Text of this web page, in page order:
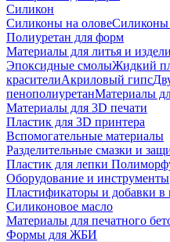
Силикон
Силиконы на оловеСиликоны
Полиуретан для форм
Материалы для литья и
Эпоксидные смолыЖидкий
красителиАкриловый гипс
пенополиуретанМатериалы
Материалы для 3D печати
Пластик для 3D принтера
Вспомогательные материалы
Разделительные смазки и
Пластик для лепки
Оборудование и инструменты
Пластификаторы и добавки в
Силиконовое масло
Материалы для печатного
Формы для ЖБИ